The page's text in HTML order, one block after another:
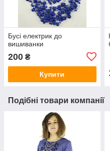
Бусі електрик до
вишиванки
200 ₴
Купити
Подібні товари компанії